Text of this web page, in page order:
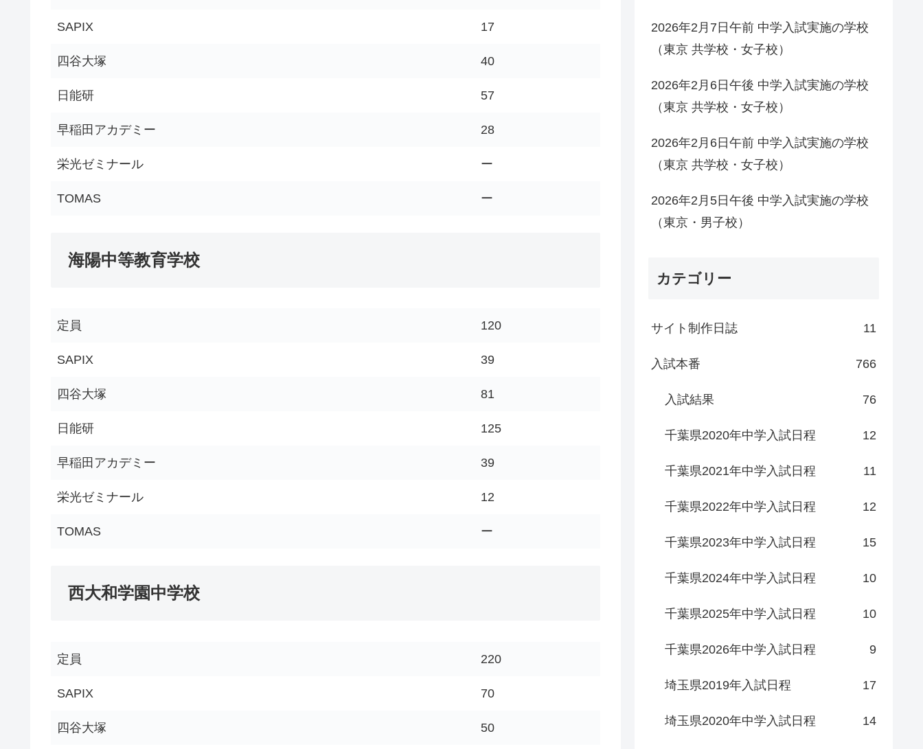
SAPIX 17
四谷大塚 40
日能研 57
早稲田アカデミー 28
栄光ゼミナール ー
TOMAS ー
海陽中等教育学校
定員 120
SAPIX 39
四谷大塚 81
日能研 125
早稲田アカデミー 39
栄光ゼミナール 12
TOMAS ー
西大和学園中学校
定員 220
SAPIX 70
四谷大塚 50
2026年2月7日午前 中学入試実施の学校
（東京 共学校・女子校）
2026年2月6日午後 中学入試実施の学校
（東京 共学校・女子校）
2026年2月6日午前 中学入試実施の学校
（東京 共学校・女子校）
2026年2月5日午後 中学入試実施の学校
（東京・男子校）
カテゴリー
サイト制作日誌 11
入試本番 766
入試結果 76
千葉県2020年中学入試日程 12
千葉県2021年中学入試日程 11
千葉県2022年中学入試日程 12
千葉県2023年中学入試日程 15
千葉県2024年中学入試日程 10
千葉県2025年中学入試日程 10
千葉県2026年中学入試日程 9
埼玉県2019年入試日程 17
埼玉県2020年中学入試日程 14